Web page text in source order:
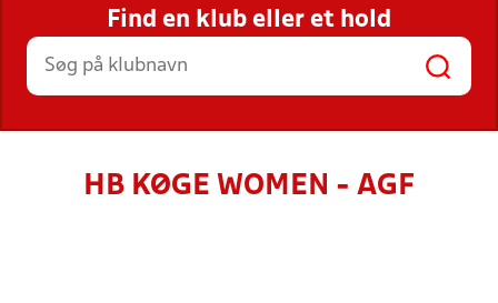
STILLINGER, RESULTATER, KLUBBER OG
HOLD
Find en klub eller et hold
HB KØGE WOMEN - AGF